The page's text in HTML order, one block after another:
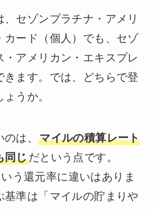
セゾンプラチナ・アメリ
カード（個人）でも、セゾ
・アメリカン・エキスプレ
きます。では、どちらで登
うか。
のは、マイルの積算レート
同じだという点です。
う還元率に違いはありま
準は「マイルの貯まりや